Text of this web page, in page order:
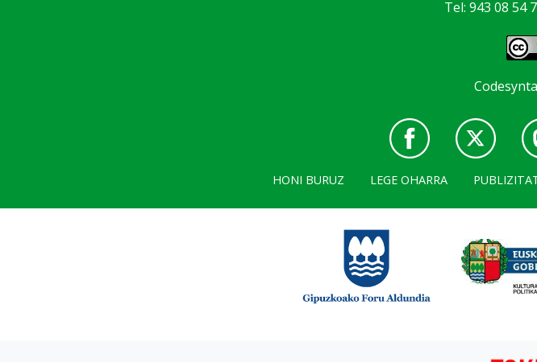
Tel: 943 08 54
HONI BURUZ LEGE OHARRA